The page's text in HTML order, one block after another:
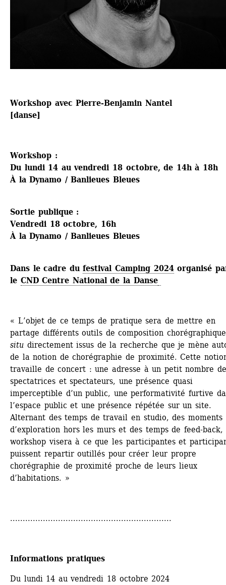
Workshop avec Pierre-Benjamin Nantel
[danse]
Workshop :
Du lundi 14 au vendredi 18 octobre, de 14h à 18h
À la Dynamo / Banlieues Bleues
Sortie publique :
Vendredi 18 octobre, 16h
À la Dynamo / Banlieues Bleues
Dans le cadre du festival Camping 2024organisé
le CND Centre National de la Danse
« L’objet de ce temps de pratique sera de mettre en
partage différents outils de composition
situ directement issus de la recherche que je mène
de la notion de chorégraphie de proximité. Cette
travaille de concert : une adresse à un petit nombre
spectatrices et spectateurs, une présence quasi
imperceptible d’un public, une performativité furtive
l’espace public et une présence répétée sur un site.
Alternant des temps de travail en studio, des moments
d’exploration hors les murs et des temps de feed-back,
workshop visera à ce que les participantes et
puissent repartir outillés pour créer leur propre
chorégraphie de proximité proche de leurs lieux
d’habitations. »
................................................................
Informations pratiques
Du lundi 14 au vendredi 18 octobre 2024